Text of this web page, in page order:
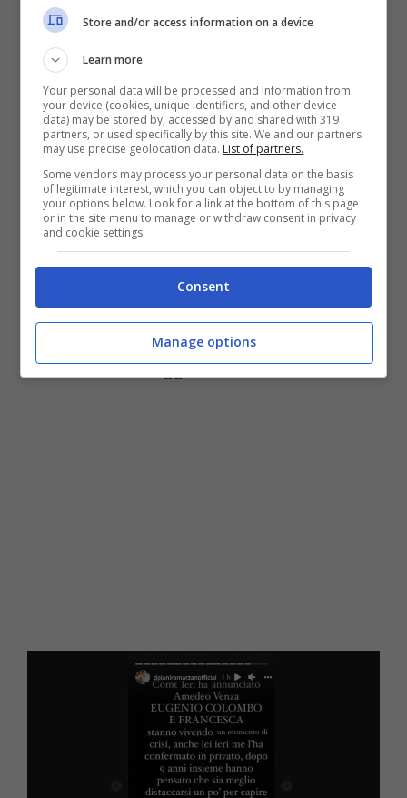
Lollobrigida, il triste annuncio in
diretta spezza il cuore
LEGGI ANCHE->Meghan Markle
vince in tribunale e batte Kate e
la regina Elisabetta
“Me l’ha confermato in privato”
A parlare della crisi nella coppia di Uomini e
Donne formata da Eugenio e Francesca è
stata anche la bloggerDeianira Marzano.
Store and/or access information on a device
Learn more
Your personal data will be processed and information from
your device (cookies, unique identifiers, and other device
data) may be stored by, accessed by and shared with 319
partners, or used specifically by this site. We and our partners
may use precise geolocation data. List of partners.
Some vendors may process your personal data on the basis
of legitimate interest, which you can object to by managing
your options below. Look for a link at the bottom of this page
or in the site menu to manage or withdraw consent in privacy
and cookie settings.
Consent
Manage options